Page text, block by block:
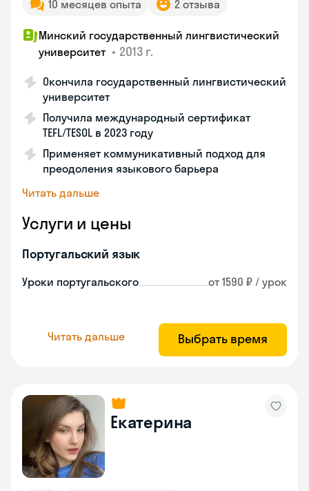
10 месяцев опыта 2 отзыва
Минский государственный лингвистический
университет • 2013 г.
Окончила государственный лингвистический
университет
Получила международный сертификат
TEFL/TESOL в 2023 году
Применяет коммуникативный подход для
преодоления языкового барьера
Читать дальше
Услуги и цены
Португальский язык
Уроки португальского от 1590 ₽ / урок
Читать дальше Выбрать время
Екатерина